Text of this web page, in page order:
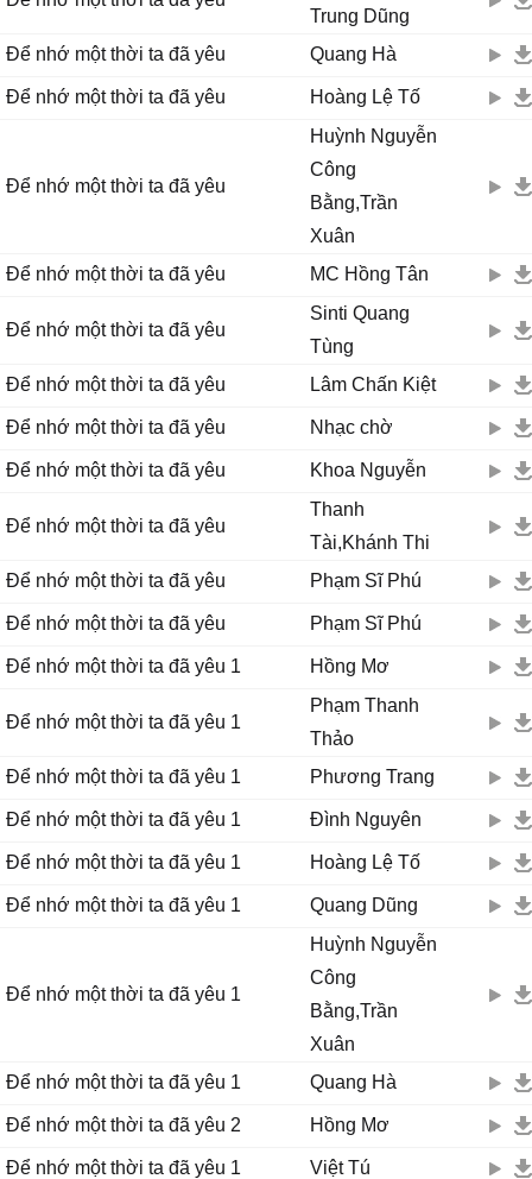
Còn mãi khung trời đó mình gặp nhau lúc đầu.
Sẽ ghi lại biết bao điều.
Điệp khúc:
Cuộn mình trong nỗi nhớ cho đến bao giờ.
Mùa xuân nay đã chết vàng phai não nề.
Để lại bao hối tiếc khi khắc tên người.
Gọi mãi... trong đêm buồn..."
Trung Dũng
Để nhớ một thời ta đã yêu
Quang Hà
Để nhớ một thời ta đã yêu Hoàng Lệ Tố
Để nhớ một thời ta đã yêu
Huỳnh Nguyễn
Công
Bằng,Trần
Xuân
Để nhớ một thời ta đã yêu
MC Hồng Tân
Để nhớ một thời ta đã yêu
Sinti Quang
Tùng
Để nhớ một thời ta đã yêu
Lâm Chấn Kiệt
Để nhớ một thời ta đã yêu Nhạc chờ
Để nhớ một thời ta đã yêu Khoa Nguyễn
Để nhớ một thời ta đã yêu
Thanh
Tài,Khánh Thi
Để nhớ một thời ta đã yêu
Phạm Sĩ Phú
Để nhớ một thời ta đã yêu Phạm Sĩ Phú
Để nhớ một thời ta đã yêu 1 Hồng Mơ
Để nhớ một thời ta đã yêu 1
Phạm Thanh
Thảo
Để nhớ một thời ta đã yêu 1
Phương Trang
Để nhớ một thời ta đã yêu 1 Đình Nguyên
Để nhớ một thời ta đã yêu 1 Hoàng Lệ Tố
Để nhớ một thời ta đã yêu 1 Quang Dũng
Để nhớ một thời ta đã yêu 1
Huỳnh Nguyễn
Công
Bằng,Trần
Xuân
Để nhớ một thời ta đã yêu 1
Quang Hà
Để nhớ một thời ta đã yêu 2 Hồng Mơ
Để nhớ một thời ta đã yêu 1 Việt Tú